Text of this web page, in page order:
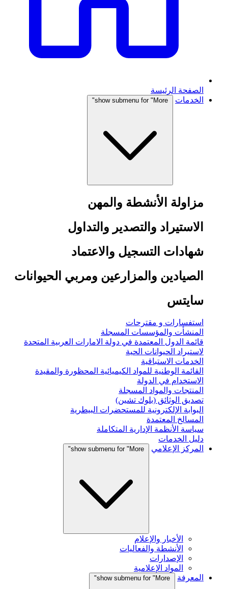
الصفحة الرئيسة
الخدمات
show submenu for "More"
مزاولة الأنشطة والمهن
الاستيراد والتصدير والتداول
شهادات التسجيل والاعتماد
الصيادين والمزارعين ومربي الحيوانات
سايتس
استفسارات و مقترحات
المنشأت والمؤسسات المسجلة
قائمة الدول المعتمدة في دولة الامارات العربية المتحدة
لاستيراد الحيوانات الحية
الخدمات الاستباقية
القائمة الوطنية للمواد الكيميائية المحظورة والمقيدة
الاستخدام في الدولة
المنتجات والمواد المسجلة
تصديق الوثائق (بلوك تشين)
البوابة الإلكترونية للمستحضرات البيطرية
المسالخ المعتمدة
سياسة الأنظمة الإدارية المتكاملة
دليل الخدمات
المركز الإعلامي
show submenu for "More"
الأخبار والإعلام
الأنشطة والفعاليات
الإصدارات
المواد الإعلامية
المعرفة
show submenu for "More"